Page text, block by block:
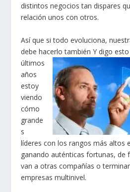
distintos negocios tan dispares
relación unos con otros.
Así que si todo evoluciona,
debe hacerlo también Y digo
últimos
años
estoy
viendo
cómo
grande
s
líderes con los rangos más altos
ganando auténticas fortunas, de
van a otras compañías o
empresas multinivel.